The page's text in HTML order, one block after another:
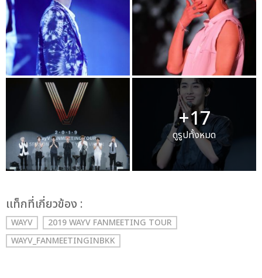
+17
ดูรูปทั้งหมด
เเท็กที่เกี่ยวข้อง :
WAYV
2019 WAYV FANMEETING TOUR
WAYV_FANMEETINGINBKK